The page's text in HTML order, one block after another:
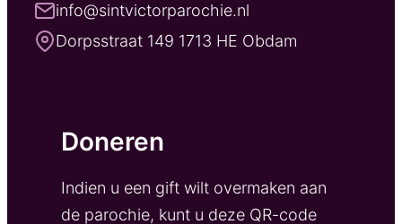
info@sintvictorparochie.nl
Dorpsstraat 149 1713 HE Obdam
Doneren
Indien u een gift wilt overmaken aan
de parochie, kunt u deze QR-code